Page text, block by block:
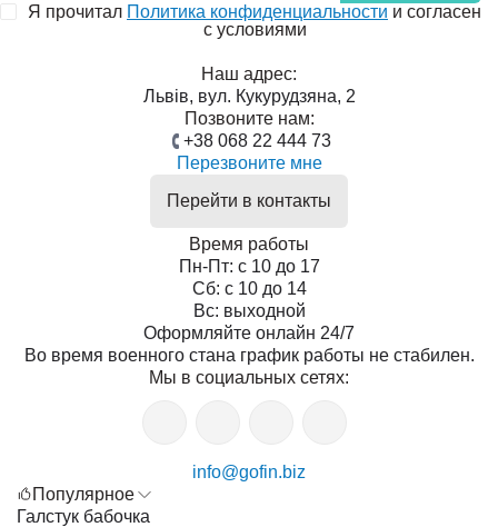
Я прочитал Политика конфиденциальности и согласен
с условиями
Наш адрес:
Львів, вул. Кукурудзяна, 2
Позвоните нам:
+38 068 22 444 73
Перезвоните мне
Перейти в контакты
Время работы
Пн-Пт: с 10 до 17
Сб: с 10 до 14
Вс: выходной
Оформляйте онлайн 24/7
Во время военного стана график работы не стабилен.
Мы в социальных сетях:
info@gofin.biz
Популярное
Галстук бабочка